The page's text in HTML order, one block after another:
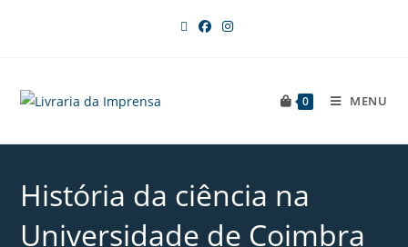
0 MENU
História da ciência na
Universidade de Coimbra